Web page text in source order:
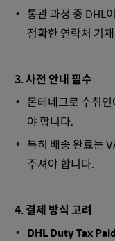
통관 과정 중 DHL
정확한 연락처 기
3. 사전 안내 필수
몬테네그로 수취
야 합니다.
특히 배송 완료는
주셔야 합니다.
4. 결제 방식 고려
DHL Duty Tax